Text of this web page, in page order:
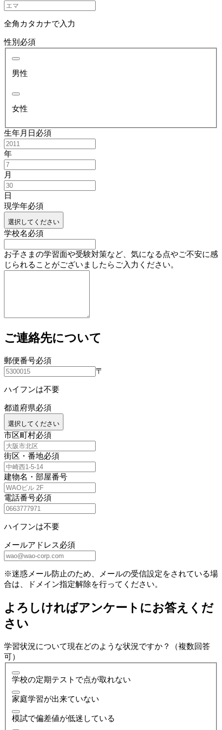
全角カタカナで入力
性別 必須
男性
女性
生年月日 必須
年
月
日
現学年必須
選択してください
学校名必須
お子さまの学習面や受験対策など、気になる点やご不安に感
じられることがございましたらご入力ください。
ご連絡先について
郵便番号必須
〒
ハイフンは不要
都道府県必須
選択してください
市区町村必須
街区・番地必須
建物名・部屋番号
電話番号必須
ハイフンは不要
メールアドレス必須
※迷惑メール防止のため、メールの受信設定をされている場
合は、ドメイン指定解除を行ってください。
よろしければアンケートにお答えくだ
さい
学習状況について現在どのような状況ですか？（複数回答
可）
学校の定期テストで点が取れない
家庭学習が出来ていない
模試で偏差値が低迷している